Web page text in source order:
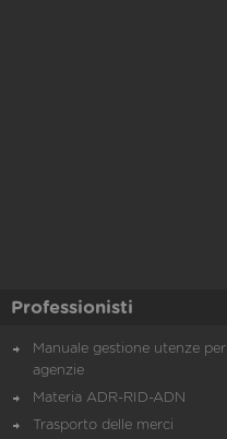
Professionisti
Manuale gestione utenze per
agenzie
Materia ADR-RID-ADN
Trasporto delle merci